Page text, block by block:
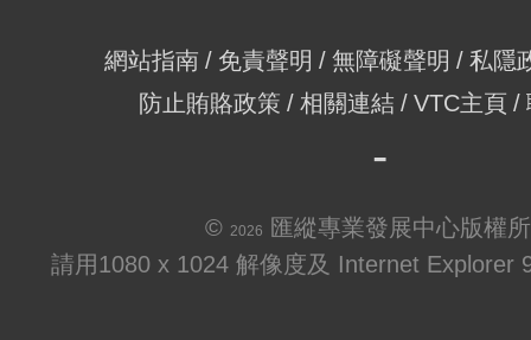
網站指南 免責聲明 無障礙聲明
私隱
防止賄賂政策
相關連結 VTC主頁
© 2026
匯縱專業發展中心版權
請用1080 x 1024 解像度及 Internet Explorer